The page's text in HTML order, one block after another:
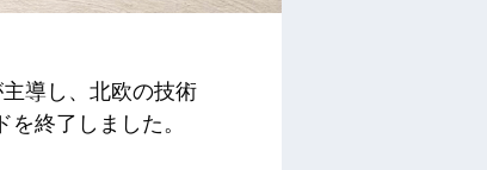
主導し、北欧の技術
終了しました。